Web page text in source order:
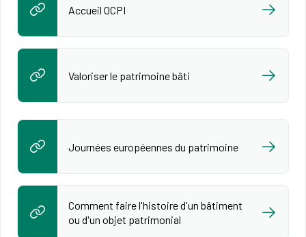
Accueil OCPI
Valoriser le patrimoine bâti
Journées européennes du patrimoine
Comment faire l'histoire d'un bâtiment
ou d'un objet patrimonial